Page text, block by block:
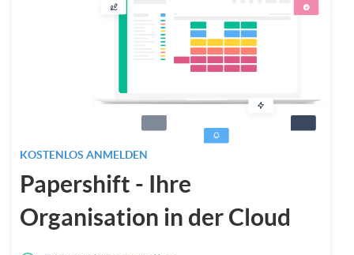
KOSTENLOS ANMELDEN
Papershift - Ihre
Organisation in der Cloud